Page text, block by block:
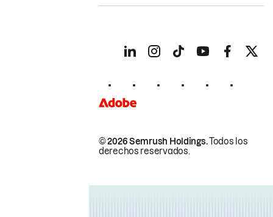
© 2026 Semrush Holdings.Todos los
derechos reservados.